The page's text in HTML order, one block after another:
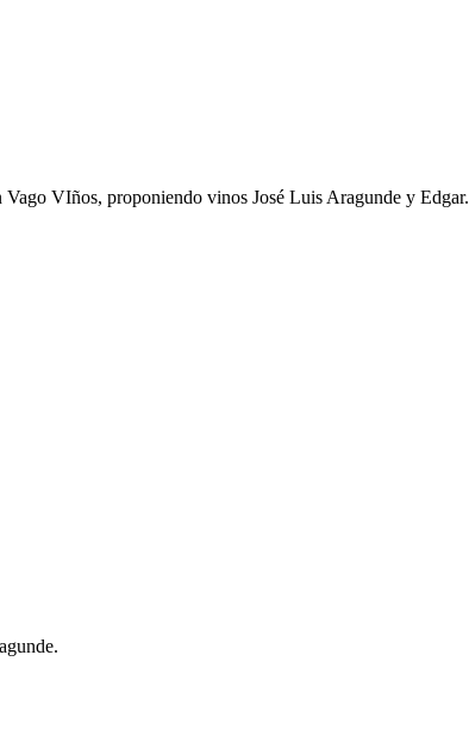
VIños, proponiendo vinos José Luis Aragunde y Edgar.